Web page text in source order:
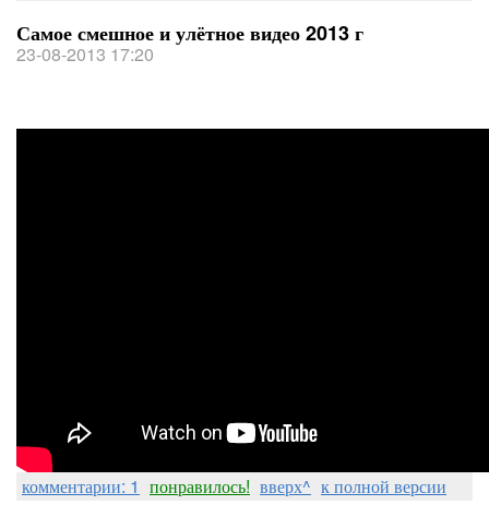
Самое смешное и улётное видео 2013 г
23-08-2013 17:20
комментарии: 1 понравилось! вверх^ к полной версии